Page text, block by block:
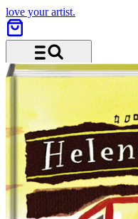
love your artist.
Menü und Suche